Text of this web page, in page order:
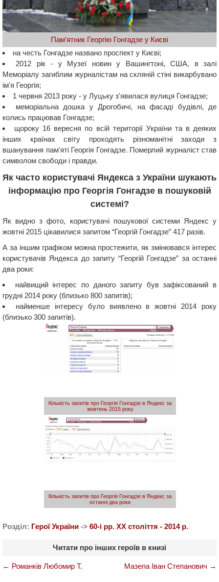
Пам'ятник Георгію Гонгадзе у Києві
на честь Гонгадзе названо проспект у Києві;
2012 рік - у Музеї новин у Вашингтоні, США, в залі
Меморіалу загиблим журналістам на скляній стіні викарбувано
ім'я Георгія;
1 червня 2013 року - у Луцьку з'явилася вулиця Гонгадзе;
меморіальна дошка у Дрогобичі, на фасаді будівлі, де
колись працював Гонгадзе;
щороку 16 вересня по всій території України та в деяких
інших країнах світу проходять різноманітні заходи з
вшанування пам'яті Георгія Гонгадзе. Померлий журналіст став
символом свободи і правди.
Як часто користувачі Яндекса з України шукають
інформацію про Георгія Гонгадзе в пошуковій
системі?
Як видно з фото, користувачі пошукової системи Яндекс у
жовтні 2015 цікавилися запитом “Георгій Гонгадзе” 417 разів.
А за іншим графіком можна простежити, як змінювався інтерес
користувачів Яндекса до запиту “Георгій Гонгадзе” за останні
два роки:
найвищий інтерес по даного запиту був зафіксований в
грудні 2014 року (близько 800 запитів);
найменше інтересу було виявлено в жовтні 2014 року
(близько 300 запитів).
Кількість запитів про Георгія Гонгадзе в Яндекс за
жовтень 2015 року
Кількість запитів про Георгія Гонгадзе в Яндекс за
останні два роки
Розділ: Герої України -> 60-і рр. ХХ століття - 2014 р.
Читати про інших героїв в книзі
← Романків Любомир Т. Мазепа Іван Степанович →